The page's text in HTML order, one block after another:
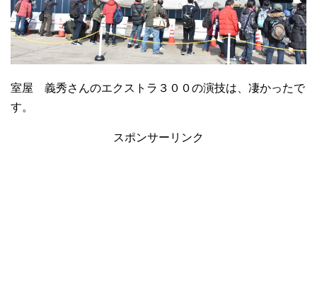
室屋 義秀さんのエクストラ３００の演技は、凄かったで
す。
スポンサーリンク